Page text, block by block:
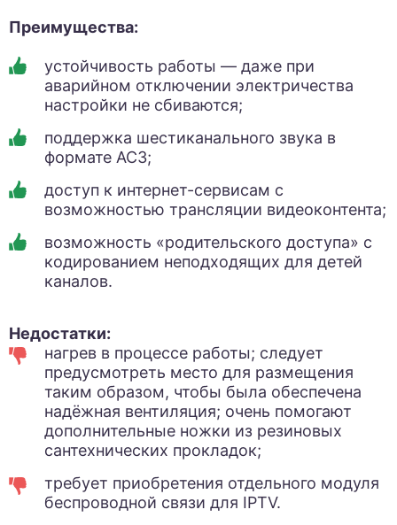
Преимущества:
устойчивость работы — даже при
аварийном отключении электричества
настройки не сбиваются;
поддержка шестиканального звука в
формате АС3;
доступ к интернет-сервисам с
возможностью трансляции видеоконтента;
возможность «родительского доступа» с
кодированием неподходящих для детей
каналов.
Недостатки:
нагрев в процессе работы; следует
предусмотреть место для размещения
таким образом, чтобы была обеспечена
надёжная вентиляция; очень помогают
дополнительные ножки из резиновых
сантехнических прокладок;
требует приобретения отдельного модуля
беспроводной связи для IPTV.